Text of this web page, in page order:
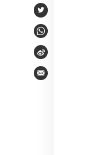
Twitter
WhatsApp
Weibo
Email